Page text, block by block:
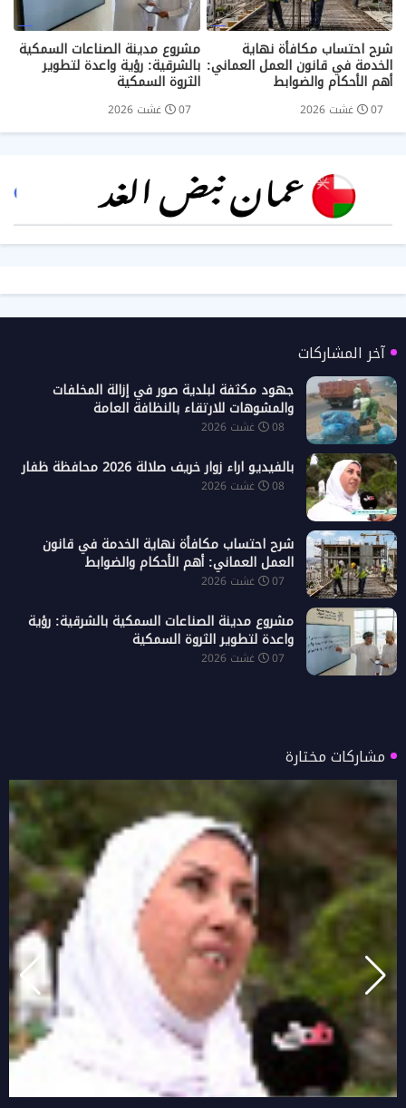
شرح احتساب مكافأة نهاية
الخدمة في قانون العمل العماني:
أهم الأحكام والضوابط
07 غشت 2026
مشروع مدينة الصناعات السمكية
بالشرقية: رؤية واعدة لتطوير
الثروة السمكية
07 غشت 2026
آخر المشاركات
جهود مكثفة لبلدية صور في إزالة المخلفات
والمشوهات للارتقاء بالنظافة العامة
08 غشت 2026
بالفيديو اراء زوار خريف صلالة 2026 محافظة ظفار
08 غشت 2026
شرح احتساب مكافأة نهاية الخدمة في قانون
العمل العماني: أهم الأحكام والضوابط
07 غشت 2026
مشروع مدينة الصناعات السمكية بالشرقية: رؤية
واعدة لتطوير الثروة السمكية
07 غشت 2026
مشاركات مختارة